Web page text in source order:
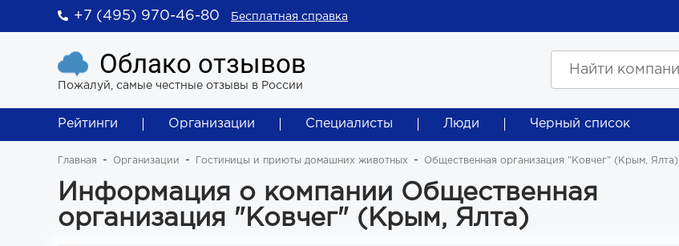
+7 (495) 970-46-80 Бесплатная справка
Облако отзывов
Пожалуй, самые честные отзывы в России
Рейтинги Организации Специалисты Люди Черный список
Главная Организации Гостиницы и приюты домашних животных Общественная организация "Ковчег" (Крым, Ялта)
Информация о компании Общественная
организация "Ковчег" (Крым, Ялта)